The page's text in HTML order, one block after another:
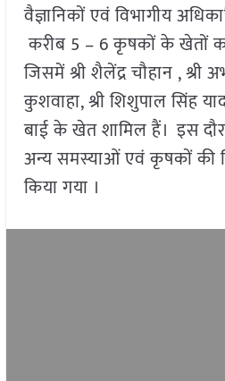
वैज्ञानिकों एवं विभागीय
करीब 5 – 6 कृषकों के खेतों
जिसमें श्री शैलेंद्र चौहान , श्री
कुशवाहा, श्री शिशुपाल सिंह
बाई के खेत शामिल हैं। इस
अन्य समस्याओं एवं कृषकों की
किया गया ।